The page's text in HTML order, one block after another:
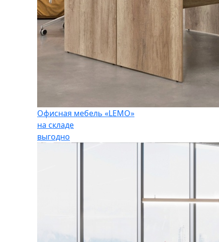
Офисная мебель «LEMO»
на складе
выгодно